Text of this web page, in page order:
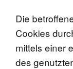
Die
Cookies
mittels einer
des